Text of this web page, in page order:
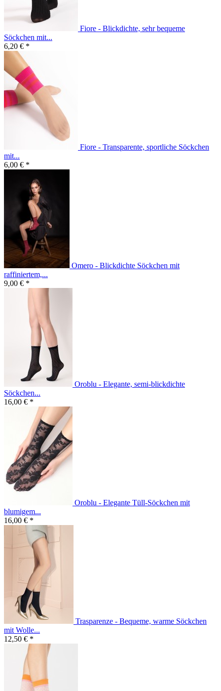
Fiore - Blickdichte, sehr bequeme
Söckchen mit...
6,20 € *
Fiore - Transparente, sportliche Söckchen
mit...
6,00 € *
Omero - Blickdichte Söckchen mit
raffiniertem,...
9,00 € *
Oroblu - Elegante, semi-blickdichte
Söckchen...
16,00 € *
Oroblu - Elegante Tüll-Söckchen mit
blumigem...
16,00 € *
Trasparenze - Bequeme, warme Söckchen
mit Wolle...
12,50 € *